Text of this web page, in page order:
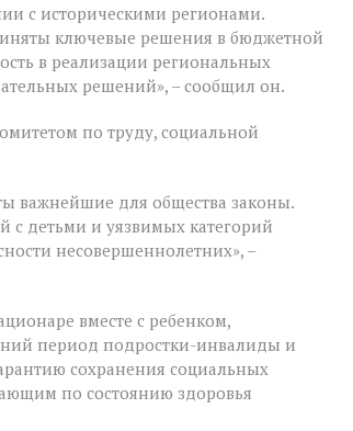
с историческими регионами.
ключевые решения в бюджетной
в реализации региональных
решений», – сообщил он.
по труду, социальной
важнейшие для общества законы.
с детьми и уязвимых категорий
несовершеннолетних», –
вместе с ребенком,
период подростки-инвалиды и
сохранения социальных
по состоянию здоровья